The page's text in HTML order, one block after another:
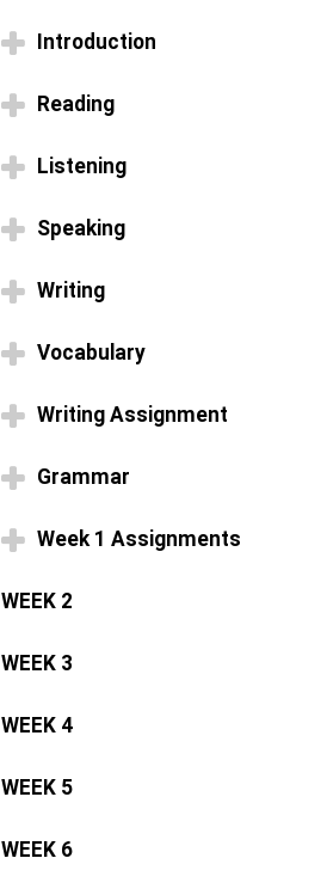
Introduction
Reading
Listening
Speaking
Writing
Vocabulary
Writing Assignment
Grammar
Week 1 Assignments
WEEK 2
WEEK 3
WEEK 4
WEEK 5
WEEK 6